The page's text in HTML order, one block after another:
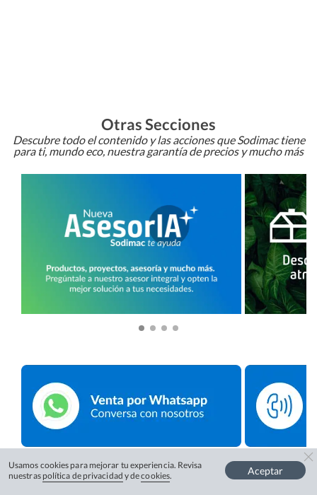
Otras Secciones
Descubre todo el contenido y las acciones que Sodimac tiene
para ti, mundo eco, nuestra garantía de precios y mucho más
Usamos cookies para mejorar tu experiencia. Revisa
nuestras política de privacidad y decookies. Aceptar